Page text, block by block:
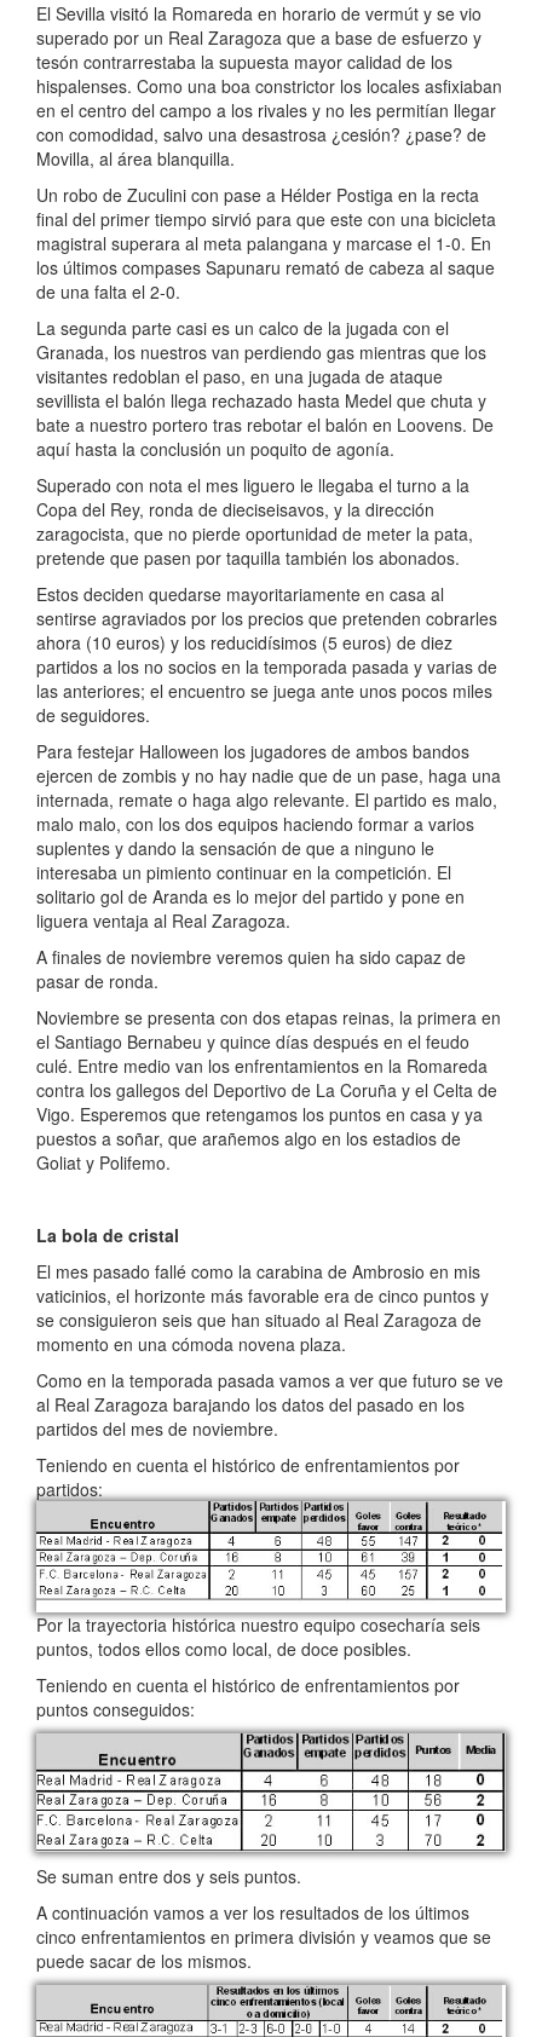
El Sevilla visitó la Romareda en horario de vermút y se vio
superado por un Real Zaragoza que a base de esfuerzo y
tesón contrarrestaba la supuesta mayor calidad de los
hispalenses. Como una boa constrictor los locales asfixiaban
en el centro del campo a los rivales y no les permitían llegar
con comodidad, salvo una desastrosa ¿cesión? ¿pase? de
Movilla, al área blanquilla.
Un robo de Zuculini con pase a Hélder Postiga en la recta
final del primer tiempo sirvió para que este con una bicicleta
magistral superara al meta palangana y marcase el 1-0. En
los últimos compases Sapunaru remató de cabeza al saque
de una falta el 2-0.
La segunda parte casi es un calco de la jugada con el
Granada, los nuestros van perdiendo gas mientras que los
visitantes redoblan el paso, en una jugada de ataque
sevillista el balón llega rechazado hasta Medel que chuta y
bate a nuestro portero tras rebotar el balón en Loovens. De
aquí hasta la conclusión un poquito de agonía.
Superado con nota el mes liguero le llegaba el turno a la
Copa del Rey, ronda de dieciseisavos, y la dirección
zaragocista, que no pierde oportunidad de meter la pata,
pretende que pasen por taquilla también los abonados.
Estos deciden quedarse mayoritariamente en casa al
sentirse agraviados por los precios que pretenden cobrarles
ahora (10 euros) y los reducidísimos (5 euros) de diez
partidos a los no socios en la temporada pasada y varias de
las anteriores; el encuentro se juega ante unos pocos miles
de seguidores.
Para festejar Halloween los jugadores de ambos bandos
ejercen de zombis y no hay nadie que de un pase, haga una
internada, remate o haga algo relevante. El partido es malo,
malo malo, con los dos equipos haciendo formar a varios
suplentes y dando la sensación de que a ninguno le
interesaba un pimiento continuar en la competición. El
solitario gol de Aranda es lo mejor del partido y pone en
liguera ventaja al Real Zaragoza.
A finales de noviembre veremos quien ha sido capaz de
pasar de ronda.
Noviembre se presenta con dos etapas reinas, la primera en
el Santiago Bernabeu y quince días después en el feudo
culé. Entre medio van los enfrentamientos en la Romareda
contra los gallegos del Deportivo de La Coruña y el Celta de
Vigo. Esperemos que retengamos los puntos en casa y ya
puestos a soñar, que arañemos algo en los estadios de
Goliat y Polifemo.
La bola de cristal
El mes pasado fallé como la carabina de Ambrosio en mis
vaticinios, el horizonte más favorable era de cinco puntos y
se consiguieron seis que han situado al Real Zaragoza de
momento en una cómoda novena plaza.
Como en la temporada pasada vamos a ver que futuro se ve
al Real Zaragoza barajando los datos del pasado en los
partidos del mes de noviembre.
Teniendo en cuenta el histórico de enfrentamientos por
partidos:
Por la trayectoria histórica nuestro equipo cosecharía seis
puntos, todos ellos como local, de doce posibles.
Teniendo en cuenta el histórico de enfrentamientos por
puntos conseguidos:
Se suman entre dos y seis puntos.
A continuación vamos a ver los resultados de los últimos
cinco enfrentamientos en primera división y veamos que se
puede sacar de los mismos.